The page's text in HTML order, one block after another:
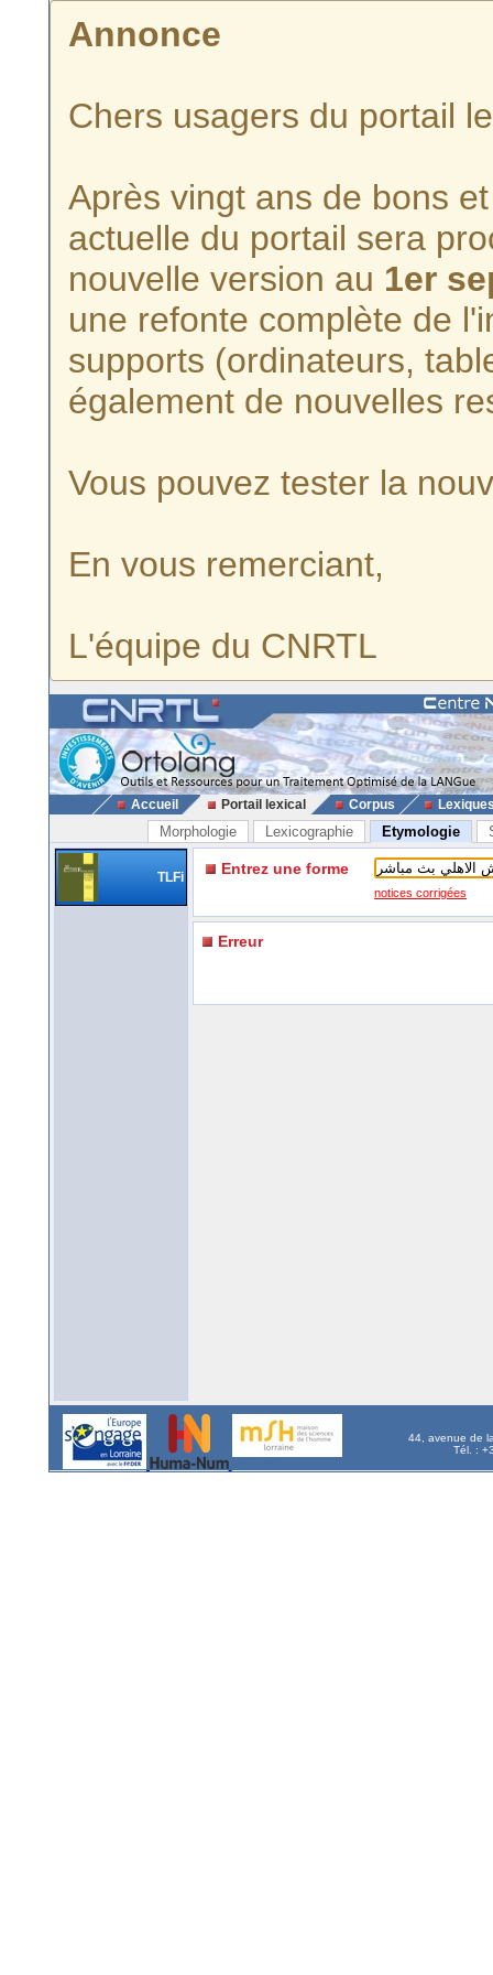
Annonce
Chers usagers du portail
Après vingt ans de bons
actuelle du portail sera
nouvelle version au 1er
une refonte complète de
supports (ordinateurs,
également de nouvelles
Vous pouvez tester la
En vous remerciant,
L'équipe du CNRTL
Accueil Portail lexical Corpus
Morphologie Lexicographie Etymologie
TLFi Entrez une forme
notices corrigées
Erreur
44, avenue de
Tél. :